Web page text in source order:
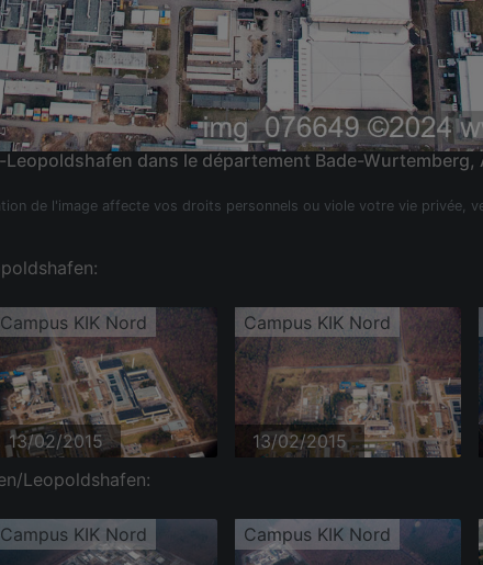
dans le département Bade-Wurtemberg,
de l'image affecte vos droits personnels ou viole votre vie privée,
Campus KIK Nord
13/02/2015
Campus KIK Nord
13/02/2015
Leopoldshafen:
Campus KIK Nord Campus KIK Nord